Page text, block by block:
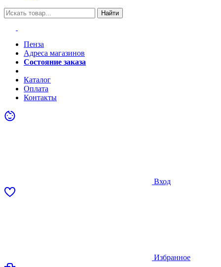
Найти
Пенза
Адреса магазинов
Состояние заказа
Каталог
Оплата
Контакты
Вход
Избранное